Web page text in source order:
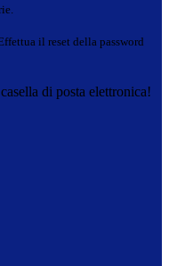
il reset della password
di posta elettronica!